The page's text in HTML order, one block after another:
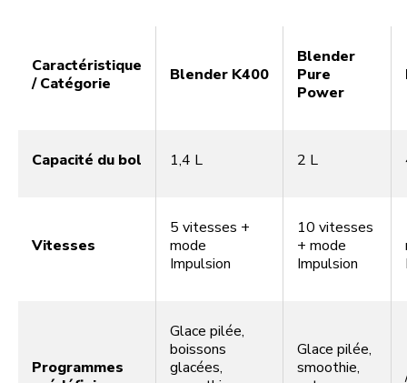
Caractéristique
/ Catégorie
Blender K400
Blender
Pure
Power
Capacité du bol 1,4 L 2 L
Vitesses
5 vitesses +
mode
Impulsion
10 vitesses
+ mode
Impulsion
Programmes
Glace pilée,
boissons
glacées,
Glace pilée,
smoothie,